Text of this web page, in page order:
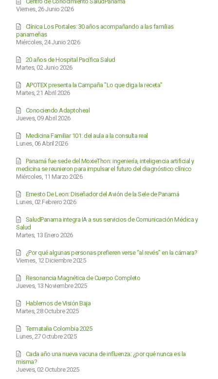
Viernes, 26 Junio 2026
Miércoles, 24 Junio 2026
Clínica Los Portales: 30 años acompañando a las familias
panameñas
Martes, 02 Junio 2026
20 años de Hospital Pacífica Salud
Martes, 21 Abril 2026
APOTEX presenta la Campaña "Lo que diga la receta"
Jueves, 09 Abril 2026
Conociendo Adaptoheal
Lunes, 06 Abril 2026
Medicina Familiar 101: del aula a la consulta real
Miércoles, 11 Marzo 2026
Panamá fue sede del MoxieThon: ingeniería, inteligencia artificial y
medicina se reunieron para impulsar el futuro del diagnóstico clínico
Lunes, 02 Febrero 2026
Ernesto De Leon: Diseñador del Avión de la Sele de Panamá
Martes, 13 Enero 2026
SaludPanama integra IA a sus servicios de Comunicación Médica y
Salud
Viernes, 12 Diciembre 2025
¿Por qué algunas personas prefieren verse “al revés” en la cámara?
Jueves, 13 Noviembre 2025
Resonancia Magnética de Cuerpo Completo
Martes, 28 Octubre 2025
Hablemos de Visión Baja
Lunes, 27 Octubre 2025
Termatalia Colombia 2025
Jueves, 02 Octubre 2025
Cada año una nueva vacuna de influenza: ¿por qué nunca es la
misma?